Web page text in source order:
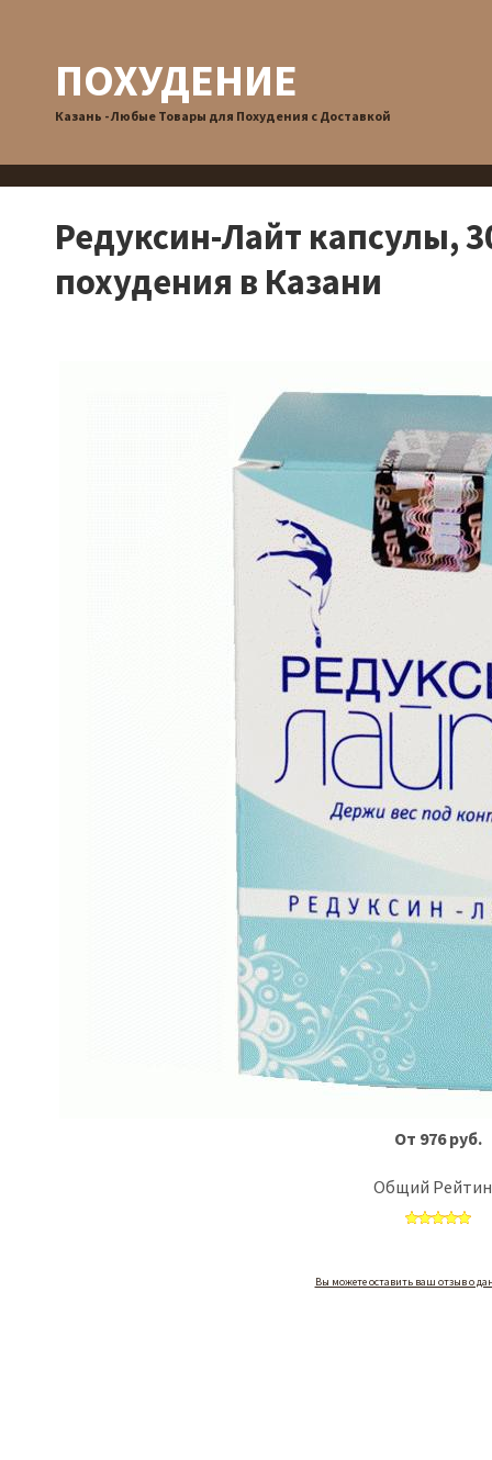
ПОХУДЕНИЕ
Казань - Любые Товары для Похудения с Доставкой
Редуксин-Лайт капсулы,
похудения в Казани
От 976 руб.
Общий
Вы можете оставить ваш отзыв о